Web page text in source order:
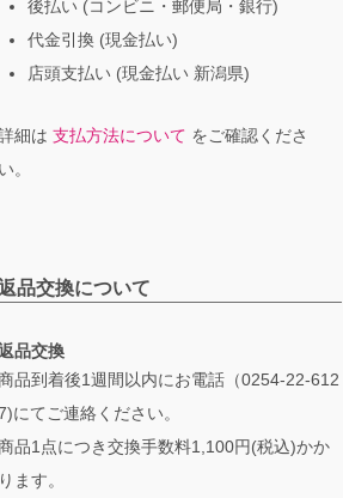
後払い (コンビニ・郵便局・銀行)
代金引換 (現金払い)
店頭支払い (現金払い 新潟県)
細は 支払方法について をご確認くださ
い。
品交換について
品交換
品到着後1週間以内にお電話（0254-22-612
にてご連絡ください。
品1点につき交換手数料1,100円(税込)かか
ります。